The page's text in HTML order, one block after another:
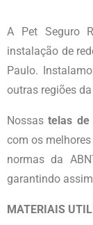
A Pet Seguro
instalação de
Paulo.
outras regiões da
Nossastelas de
com os
normas da
garantindo
MATERIAIS